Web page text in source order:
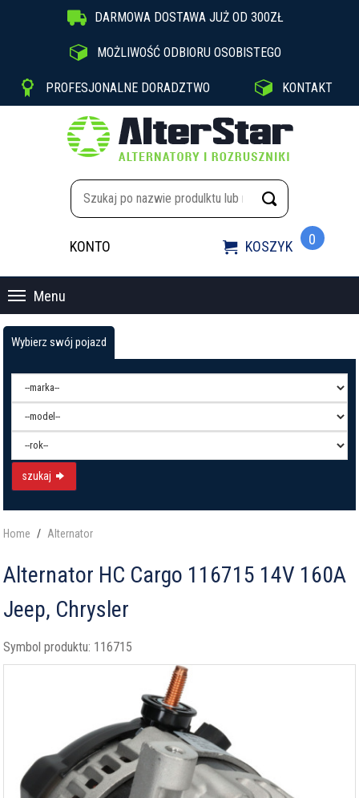
 DARMOWA DOSTAWA JUŻ OD 300ZŁ
 MOŻLIWOŚĆ ODBIORU OSOBISTEGO
 PROFESJONALNE DORADZTWO  KONTAKT
KONTO  KOSZYK 0
Menu
Wybierz swój pojazd
szukaj
Home Alternator
Alternator HC Cargo 116715 14V 160A
Jeep, Chrysler
Symbol produktu: 116715